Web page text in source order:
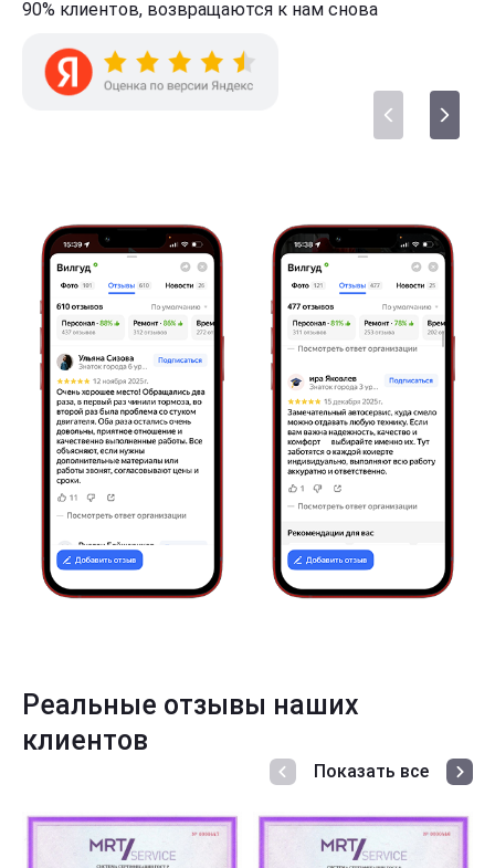
90% клиентов, возвращаются к нам снова
Реальные отзывы наших
клиентов
Показать все